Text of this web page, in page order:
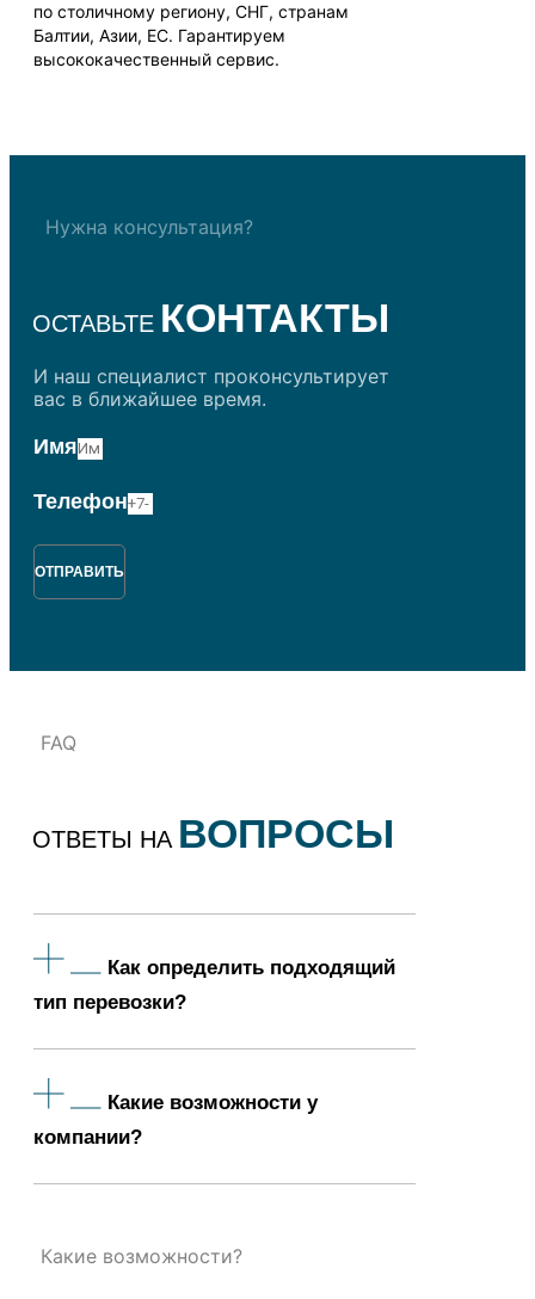
по столичному региону, СНГ, странам
Балтии, Азии, ЕС. Гарантируем
высококачественный сервис.
Нужна консультация?
ОСТАВЬТЕ КОНТАКТЫ
И наш специалист проконсультирует
вас в ближайшее время.
Имя
Телефон
ОТПРАВИТЬ
FAQ
ОТВЕТЫ НА ВОПРОСЫ
Как определить подходящий
тип перевозки?
Какие возможности у
компании?
Какие возможности?